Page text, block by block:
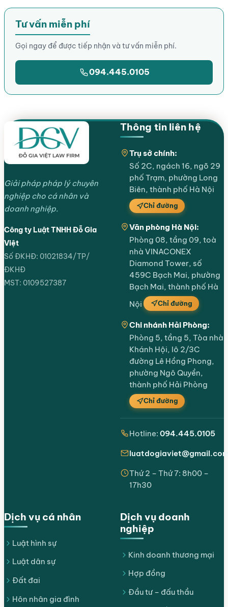
Tư vấn miễn phí
Gọi ngay để được tiếp nhận và tư vấn miễn phí.
094.445.0105
Giải pháp pháp lý chuyên
nghiệp cho cá nhân và
doanh nghiệp.
Công ty Luật TNHH Đỗ Gia
Việt
Số ĐKHĐ: 01021834/TP/
ĐKHĐ
MST: 0109527387
Dịch vụ cá nhân
Luật hình sự
Luật dân sự
Đất đai
Hôn nhân gia đình
Dịch vụ doanh
nghiệp
Kinh doanh thương mại
Hợp đồng
Đầu tư – đấu thầu
Thông tin liên hệ
Trụ sở chính:
Số 2C, ngách 16, ngõ 29
phố Trạm, phường Long
Biên, thành phố Hà Nội
Chỉ đường
Văn phòng Hà Nội:
Phòng 08, tầng 09, toà
nhà VINACONEX
Diamond Tower, số
459C Bạch Mai, phường
Bạch Mai, thành phố Hà
Nội
Chỉ đường
Chi nhánh Hải Phòng:
Phòng 5, tầng 5, Tòa nhà
Khánh Hội, lô 2/3C
đường Lê Hồng Phong,
phường Ngô Quyền,
thành phố Hải Phòng
Chỉ đường
Hotline: 094.445.0105
Thứ 2 – Thứ 7: 8h00 –
17h30